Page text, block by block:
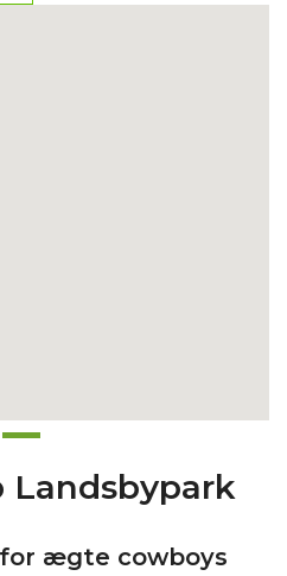
Landsbypark
ægte cowboys